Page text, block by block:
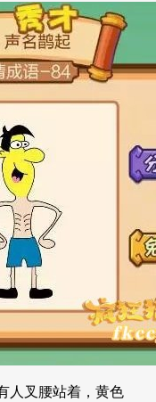
人叉腰站着，黄色